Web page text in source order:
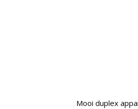
Mooi duplex